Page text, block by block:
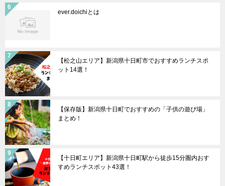
ever.doichiとは
【松之山エリア】新潟県十日町市でおすすめランチスポ
ット14選！
【保存版】新潟県十日町でおすすめの「子供の遊び場」
まとめ！
【十日町エリア】新潟県十日町駅から徒歩15分圏内おす
すめランチスポット43選！